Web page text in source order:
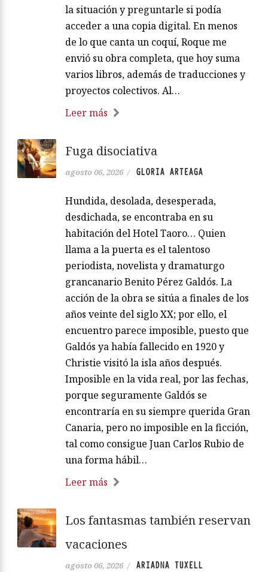
la situación y preguntarle si podía
acceder a una copia digital. En menos
de lo que canta un coquí, Roque me
envió su obra completa, que hoy suma
varios libros, además de traducciones y
proyectos colectivos. Al…
Leer más
Fuga disociativa
agosto 06, 2026 / GLORIA ARTEAGA
Hundida, desolada, desesperada,
desdichada, se encontraba en su
habitación del Hotel Taoro… Quien
llama a la puerta es el talentoso
periodista, novelista y dramaturgo
grancanario Benito Pérez Galdós. La
acción de la obra se sitúa a finales de los
años veinte del siglo XX; por ello, el
encuentro parece imposible, puesto que
Galdós ya había fallecido en 1920 y
Christie visitó la isla años después.
Imposible en la vida real, por las fechas,
porque seguramente Galdós se
encontraría en su siempre querida Gran
Canaria, pero no imposible en la ficción,
tal como consigue Juan Carlos Rubio de
una forma hábil…
Leer más
Los fantasmas también reservan
vacaciones
agosto 06, 2026 / ARIADNA TUXELL